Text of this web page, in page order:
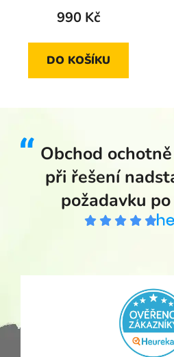
990 Kč
DO KOŠÍKU
Obchod
při řešení
požadavku